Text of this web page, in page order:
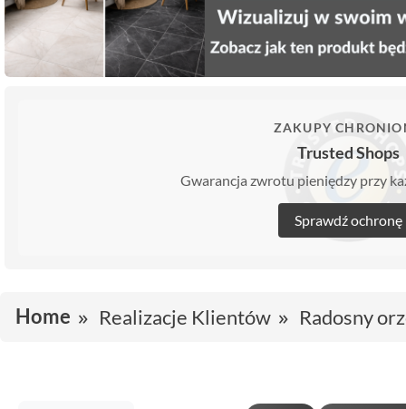
ZAKUPY
Trusted Shops
Gwarancja zwrotu pieniędzy przy
Sprawdź ochronę
Home Realizacje Klientów Radosny